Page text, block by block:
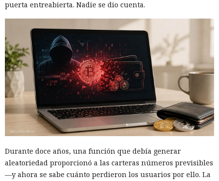
puerta entreabierta. Nadie se dio cuenta.
Durante doce años, una función que debía generar
aleatoriedad proporcionó a las carteras números previsibles
—y ahora se sabe cuánto perdieron los usuarios por ello. La